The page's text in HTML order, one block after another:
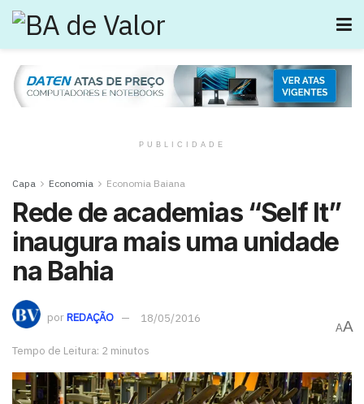
PUBLICIDADE
Capa Economia Economia Baiana
Rede de academias “Self It”
inaugura mais uma unidade
na Bahia
porREDAÇÃO 18/05/2016
Tempo de Leitura: 2 minutos
AA